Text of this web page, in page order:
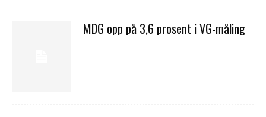
MDG opp på 3,6 prosent i VG-måling